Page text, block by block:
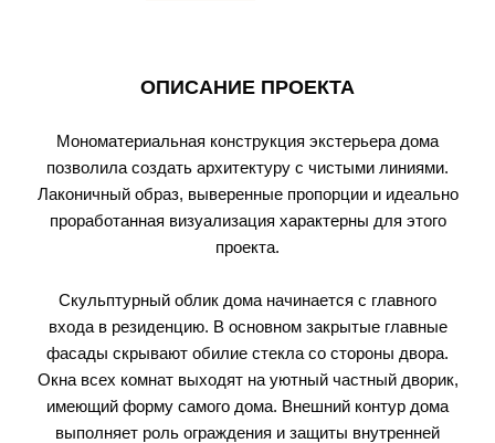
ОПИСАНИЕ ПРОЕКТА
Мономатериальная конструкция экстерьера дома
позволила создать архитектуру с чистыми линиями.
Лаконичный образ, выверенные пропорции и идеально
проработанная визуализация характерны для этого
проекта.
Скульптурный облик дома начинается с главного
входа в резиденцию. В основном закрытые главные
фасады скрывают обилие стекла со стороны двора.
Окна всех комнат выходят на уютный частный дворик,
имеющий форму самого дома. Внешний контур дома
выполняет роль ограждения и защиты внутренней